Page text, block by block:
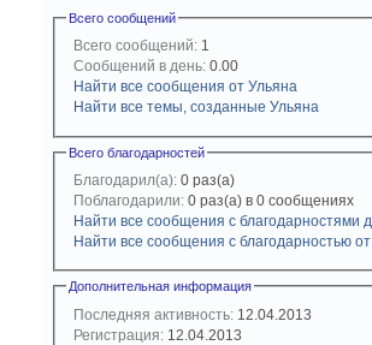
Всего сообщений
Всего сообщений: 1
Сообщений в день: 0.00
Найти все сообщения от Ульяна
Найти все темы, созданные Ульяна
Всего благодарностей
Благодарил(а): 0 раз(а)
Поблагодарили: 0 раз(а) в 0 сообщениях
Найти все сообщения с благодарностями
Найти все сообщения с благодарностью
Дополнительная информация
Последняя активность: 12.04.2013
Регистрация: 12.04.2013